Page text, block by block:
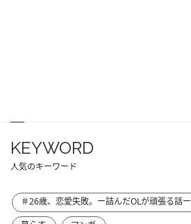
KEYWORD
人気のキーワード
＃26歳、恋愛失敗。ー詰んだOLが頑張る話ー